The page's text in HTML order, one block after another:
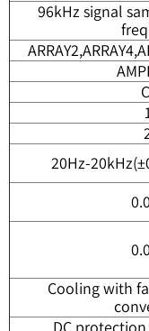
96kHz signal
20Hz-
Cooling with